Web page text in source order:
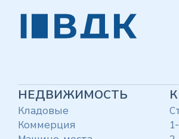
НЕДВИЖИМОСТЬ
Кладовые
Коммерция